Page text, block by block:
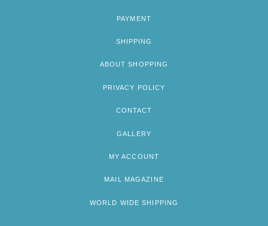
PAYMENT
SHIPPING
ABOUT SHOPPING
PRIVACY POLICY
CONTACT
GALLERY
MY ACCOUNT
MAIL MAGAZINE
WORLD WIDE SHIPPING